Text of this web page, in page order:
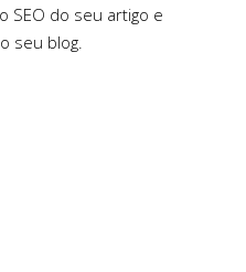
SEO do seu artigo e
seu blog.